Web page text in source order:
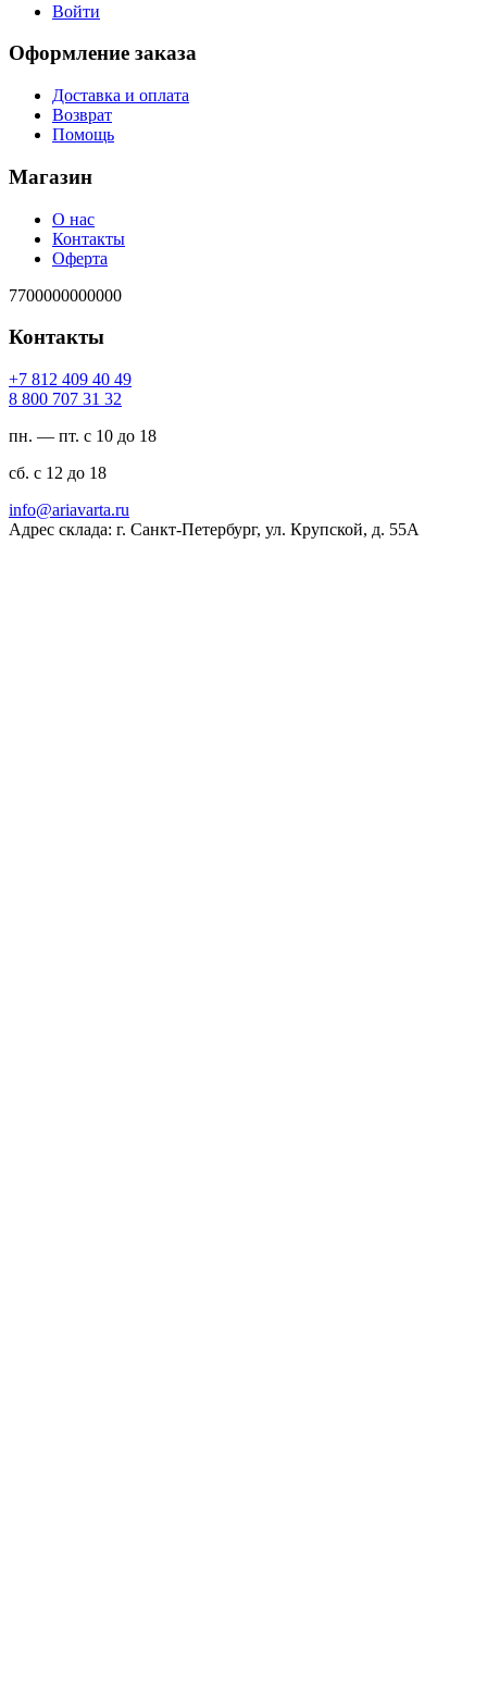
Войти
Оформление заказа
Доставка и оплата
Возврат
Помощь
Магазин
О нас
Контакты
Оферта
7700000000000
Контакты
94 04 904 218 7+
23 13 707 008 8
пн. — пт. с 10 до 18
сб. с 12 до 18
ur.atravaira@ofni
Адрес склада: г. Санкт-Петербург, ул. Крупской, д. 55А